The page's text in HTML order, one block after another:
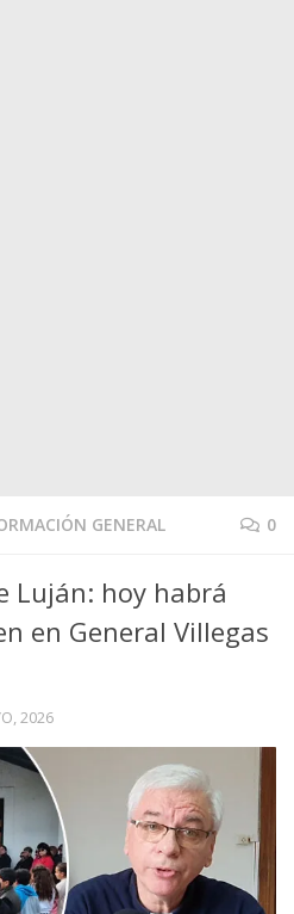
GENERAL 0
Luján: hoy habrá
en General Villegas
2026